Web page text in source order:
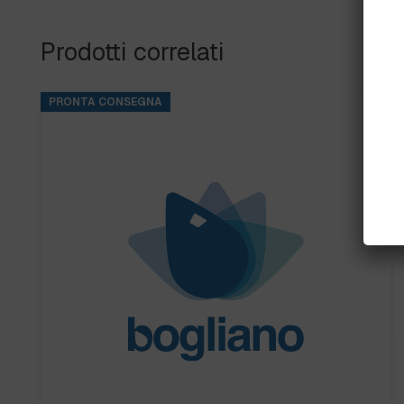
Prodotti correlati
PRONTA CONSEGNA